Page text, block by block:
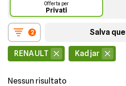
Offerta per
Privati
2 Salva
RENAULT Kadjar
Nessun risultato